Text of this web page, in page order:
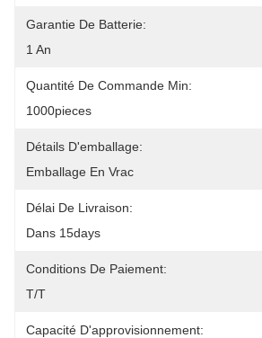
Garantie De Batterie:
1 An
Quantité De Commande Min:
1000pieces
Détails D'emballage:
Emballage En Vrac
Délai De Livraison:
Dans 15days
Conditions De Paiement:
T/T
Capacité D'approvisionnement: